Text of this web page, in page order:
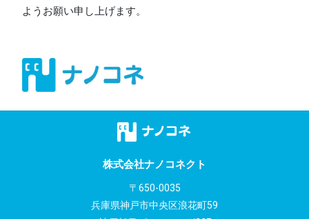
ようお願い申し上げます。
株式会社ナノコネクト
〒650-0035
兵庫県神戸市中央区浪花町59